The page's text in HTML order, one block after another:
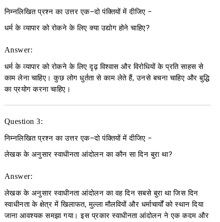
निम्नलिखित प्रश्न का उत्तर एक–दो पंक्तियों में दीजिए −
धर्म के व्यापार को रोकने के लिए क्या उद्योग होने चाहिए?
Answer:
धर्म के व्यापार को रोकने के लिए दृढ़ विश्वास और विरोधियों के प्रति साहस से
काम लेना चाहिए। कुछ लोग धुर्तता से काम लेते हैं, उनसे बचना चाहिए और बुद्धि
का प्रयोग करना चाहिए।
Question 3:
निम्नलिखित प्रश्न का उत्तर एक–दो पंक्तियों में दीजिए −
लेखक के अनुसार स्वाधीनता आंदोलन का कौन सा दिन बुरा था?
Answer:
लेखक के अनुसार स्वाधीनता आंदोलन का वह दिन सबसे बुरा था जिस दिन
स्वाधीनता के क्षेत्र में खिलाफत, मुल्ला मौलवियों और धर्माचार्यों को स्थान दिया
जाना आवश्यक समझा गया। इस प्रकार स्वाधीनता आंदोलन ने एक कदम और